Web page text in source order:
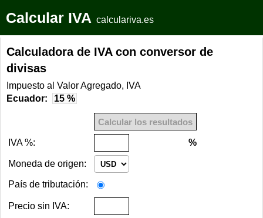
Calcular IVA calculariva.es
Calculadora de IVA con conversor de
divisas
Impuesto al Valor Agregado, IVA
Ecuador:
15 %
IVA %: %
Moneda de origen:
País de tributación:
Precio sin IVA: